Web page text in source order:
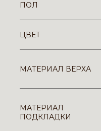
ПОЛ
ЦВЕТ
МАТЕРИАЛ ВЕРХА
МАТЕРИАЛ
ПОДКЛАДКИ